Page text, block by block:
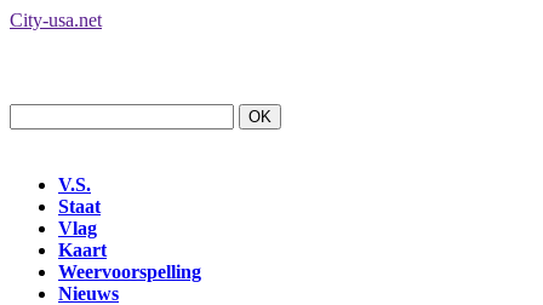
City-usa.net
V.S.
Staat
Vlag
Kaart
Weervoorspelling
Nieuws